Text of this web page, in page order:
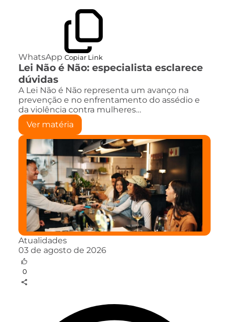
WhatsApp Copiar Link
Lei Não é Não: especialista esclarece
dúvidas
A Lei Não é Não representa um avanço na
prevenção e no enfrentamento do assédio e
da violência contra mulheres…
Ver matéria
Atualidades
03 de agosto de 2026
0